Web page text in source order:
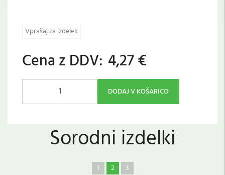
Vprašaj za izdelek
Cena z DDV: 4,27 €
DODAJ V KOŠARICO
Sorodni izdelki
1 2 3